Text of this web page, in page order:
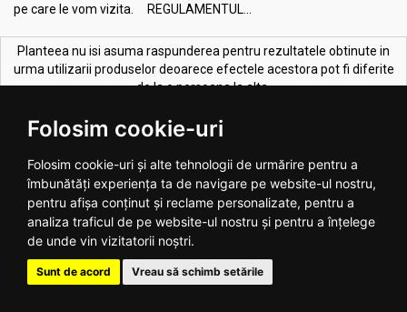
Folosim cookie-uri
Folosim cookie-uri și alte tehnologii de urmărire pentru a
îmbunătăți experiența ta de navigare pe website-ul nostru,
pentru afișa conținut și reclame personalizate, pentru a
analiza traficul de pe website-ul nostru și pentru a înțelege
de unde vin vizitatorii noștri.
Sunt de acord Vreau să schimb setările
pe care le vom vizita. REGULAMENTUL...
Planteea nu isi asuma raspunderea pentru rezultatele obtinute in
urma utilizarii produselor deoarece efectele acestora pot fi diferite
de la o persoana la alta.
CELE MAI VANDUTE PRODUSE:
Melkfett galbenele original
Ulei ricin 100ml - SEVA PLANT